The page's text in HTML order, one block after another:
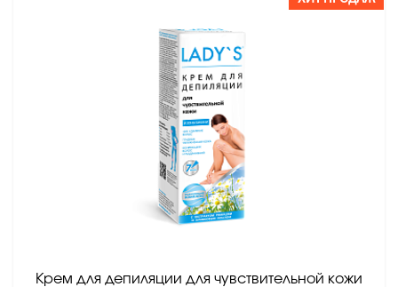
Крем для депиляции для чувствительной кожи